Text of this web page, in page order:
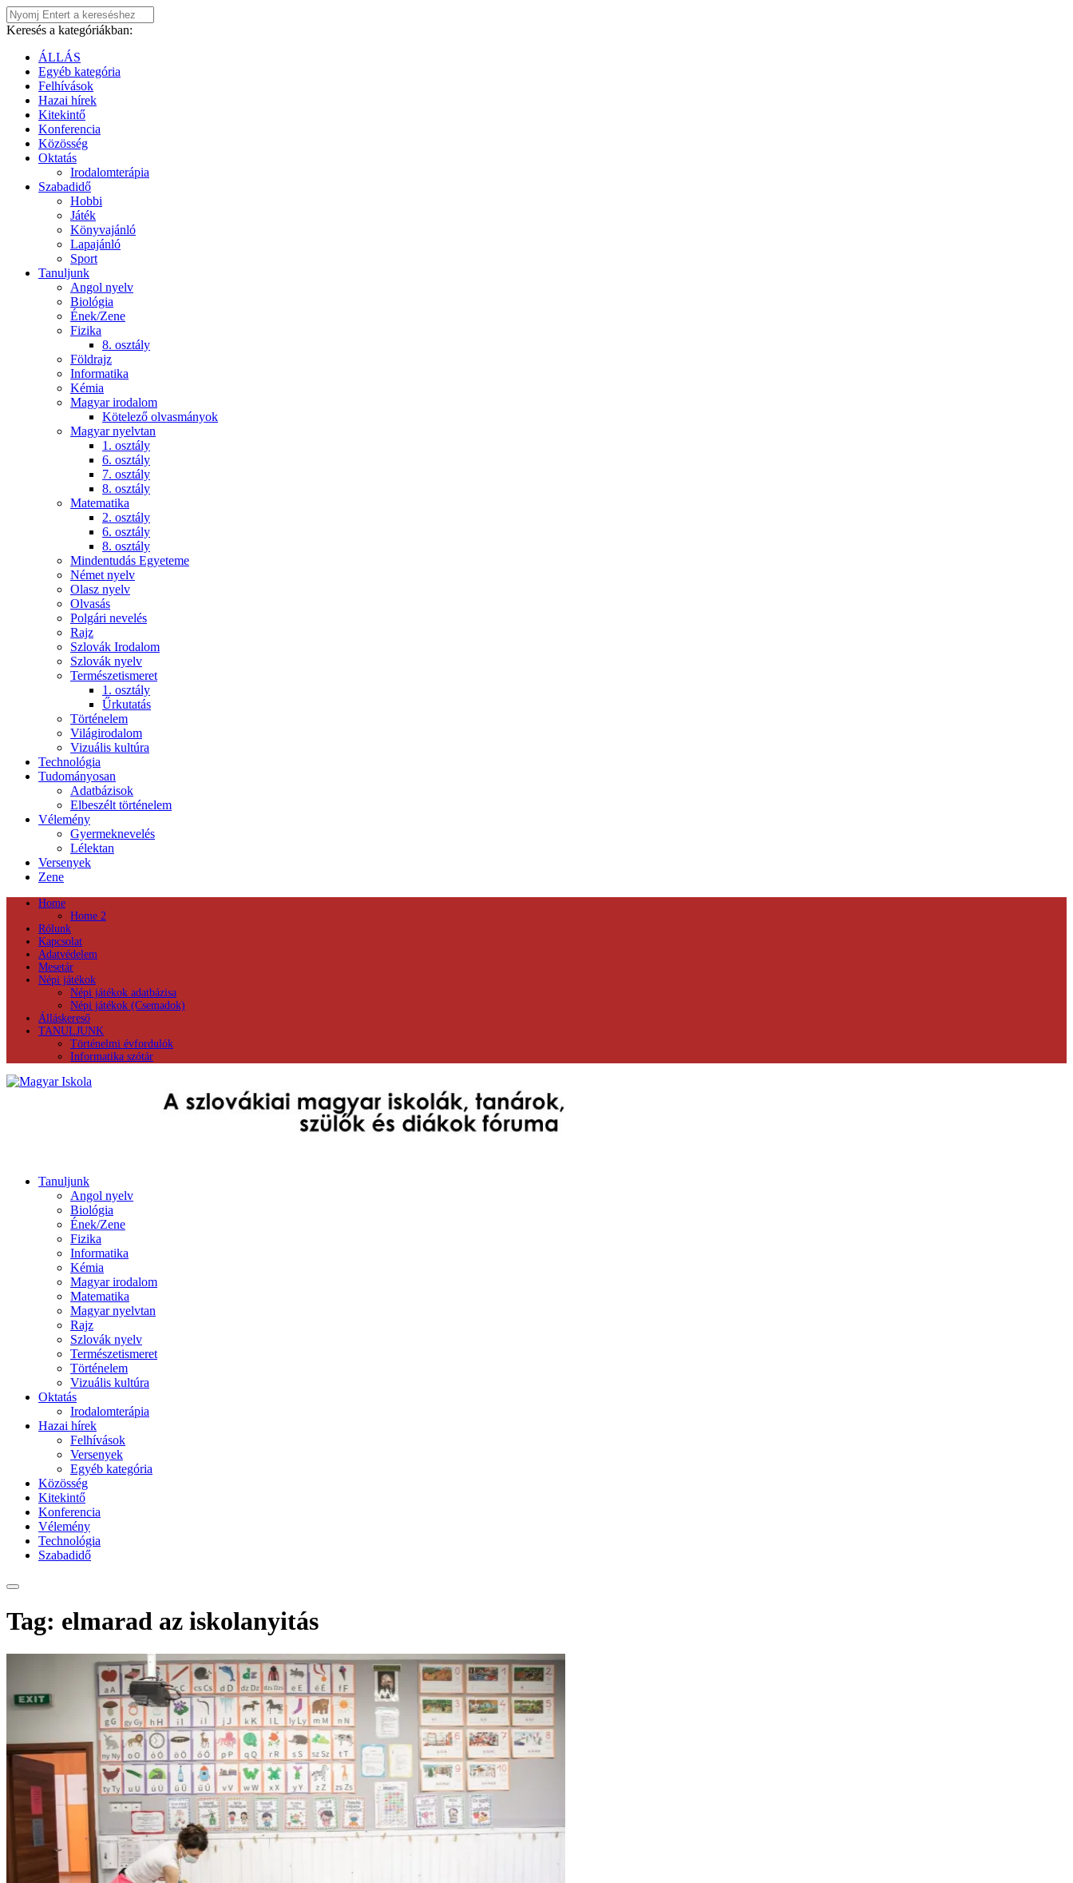
Keresés a kategóriákban:
ÁLLÁS
Egyéb kategória
Felhívások
Hazai hírek
Kitekintő
Konferencia
Közösség
Oktatás
Irodalomterápia
Szabadidő
Hobbi
Játék
Könyvajánló
Lapajánló
Sport
Tanuljunk
Angol nyelv
Biológia
Ének/Zene
Fizika
8. osztály
Földrajz
Informatika
Kémia
Magyar irodalom
Kötelező olvasmányok
Magyar nyelvtan
1. osztály
6. osztály
7. osztály
8. osztály
Matematika
2. osztály
6. osztály
8. osztály
Mindentudás Egyeteme
Német nyelv
Olasz nyelv
Olvasás
Polgári nevelés
Rajz
Szlovák Irodalom
Szlovák nyelv
Természetismeret
1. osztály
Űrkutatás
Történelem
Világirodalom
Vizuális kultúra
Technológia
Tudományosan
Adatbázisok
Elbeszélt történelem
Vélemény
Gyermeknevelés
Lélektan
Versenyek
Zene
Home
Home 2
Rólunk
Kapcsolat
Adatvédelem
Mesetár
Népi játékok
Népi játékok adatbázisa
Népi játékok (Csemadok)
Álláskereső
TANULJUNK
Történelmi évfordulók
Informatika szótár
Tanuljunk
Angol nyelv
Biológia
Ének/Zene
Fizika
Informatika
Kémia
Magyar irodalom
Matematika
Magyar nyelvtan
Rajz
Szlovák nyelv
Természetismeret
Történelem
Vizuális kultúra
Oktatás
Irodalomterápia
Hazai hírek
Felhívások
Versenyek
Egyéb kategória
Közösség
Kitekintő
Konferencia
Vélemény
Technológia
Szabadidő
Tag: elmarad az iskolanyitás